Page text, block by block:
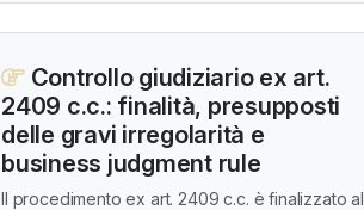
Controllo giudiziario ex art.
2409 c.c.: finalità, presupposti
delle gravi irregolarità e
business judgment rule
Il procedimento ex art. 2409 c.c. è finalizzato al